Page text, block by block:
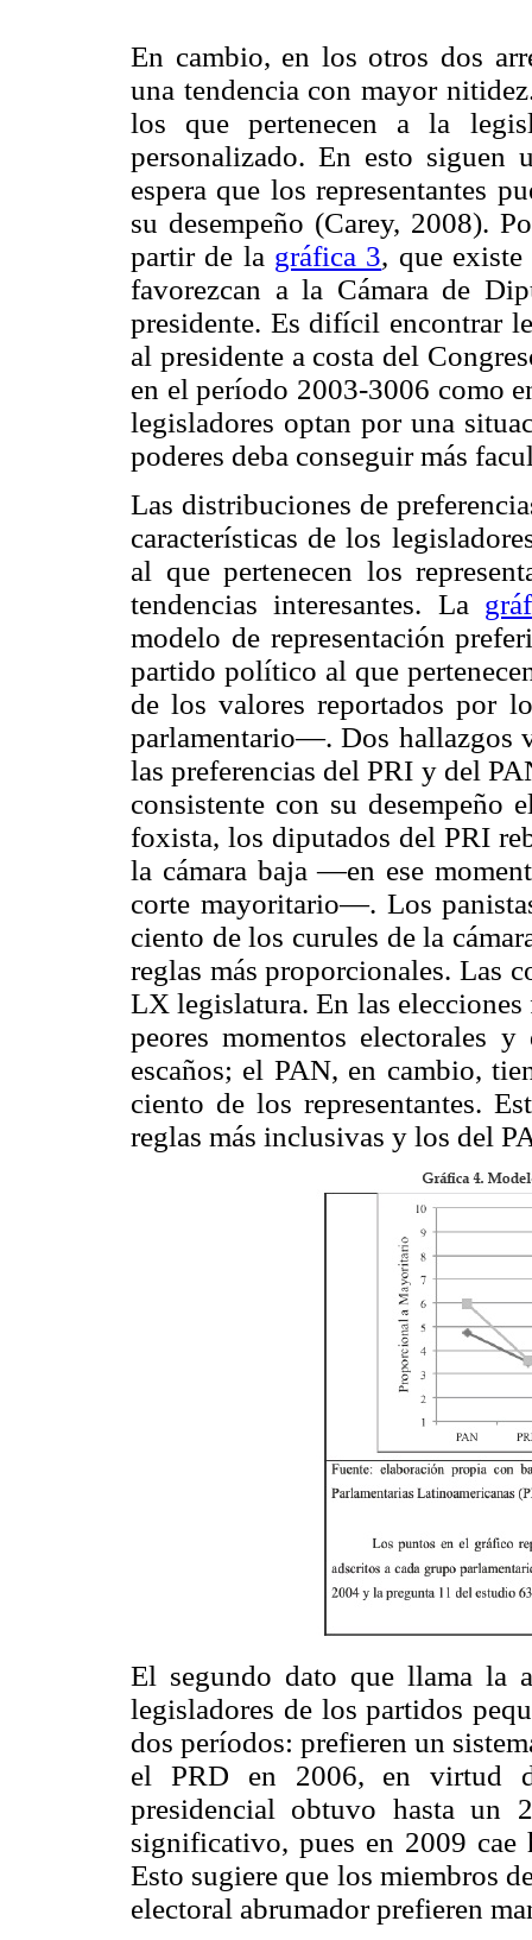
En cambio, en los otros dos
una tendencia con mayor
los que pertenecen a la
personalizado. En esto siguen
espera que los representantes
su desempeño (Carey, 2008).
partir de la gráfica 3, que
favorezcan a la Cámara de
presidente. Es difícil encontrar
al presidente a costa del
en el período 2003-3006 como
legisladores optan por una
poderes deba conseguir más
Las distribuciones de
características de los
al que pertenecen los
tendencias interesantes. La
modelo de representación
partido político al que
de los valores reportados por
parlamentario—. Dos hallazgos
las preferencias del PRI y del
consistente con su desempeño
foxista, los diputados del PRI
la cámara baja —en ese
corte mayoritario—. Los
ciento de los curules de la
reglas más proporcionales. Las
LX legislatura. En las
peores momentos electorales
escaños; el PAN, en cambio,
ciento de los representantes.
reglas más inclusivas y los del
El segundo dato que llama la
legisladores de los partidos
dos períodos: prefieren un
el PRD en 2006, en virtud
presidencial obtuvo hasta
significativo, pues en 2009
Esto sugiere que los miembros
electoral abrumador prefieren